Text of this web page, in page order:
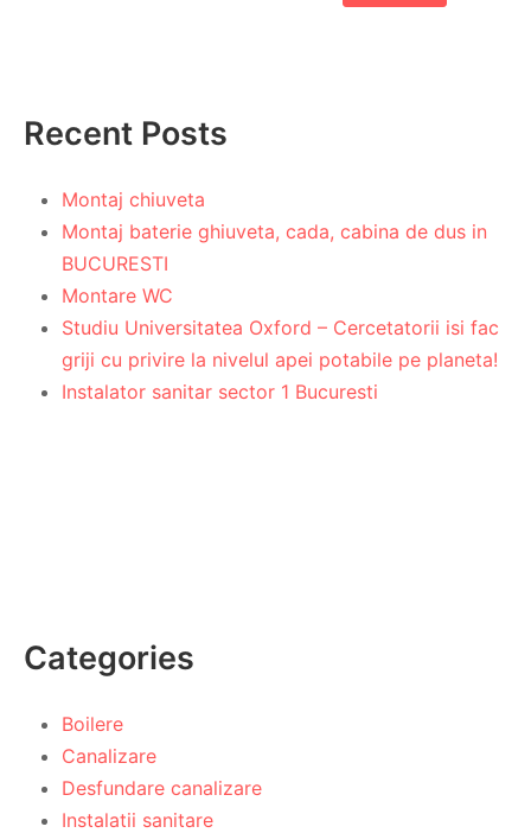
Recent Posts
Montaj chiuveta
Montaj baterie ghiuveta, cada, cabina de dus in
BUCURESTI
Montare WC
Studiu Universitatea Oxford – Cercetatorii isi fac
griji cu privire la nivelul apei potabile pe planeta!
Instalator sanitar sector 1 Bucuresti
Categories
Boilere
Canalizare
Desfundare canalizare
Instalatii sanitare